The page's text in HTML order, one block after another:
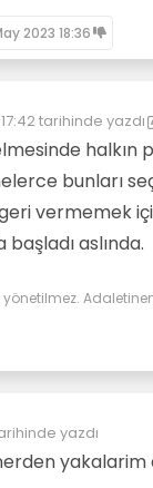
2023 18:36
tarihinde yazdı
kereste5 Mar
halkın
bunları
vermemek
başladı aslında.
yazdı